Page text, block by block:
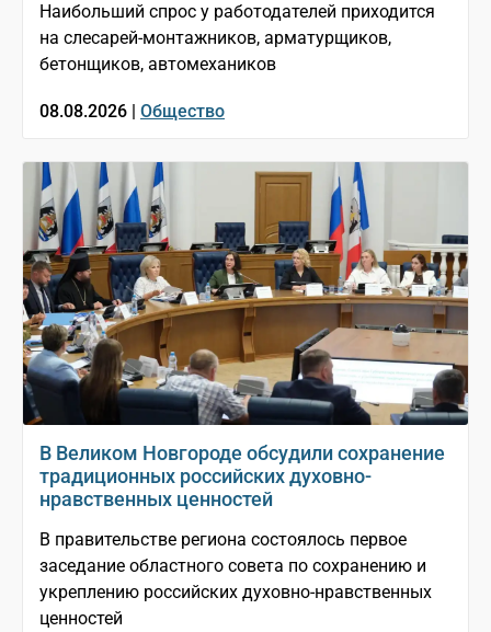
Наибольший спрос у работодателей приходится
на слесарей-монтажников, арматурщиков,
бетонщиков, автомехаников
08.08.2026 | Общество
В Великом Новгороде обсудили сохранение
традиционных российских духовно-
нравственных ценностей
В правительстве региона состоялось первое
заседание областного совета по сохранению и
укреплению российских духовно-нравственных
ценностей